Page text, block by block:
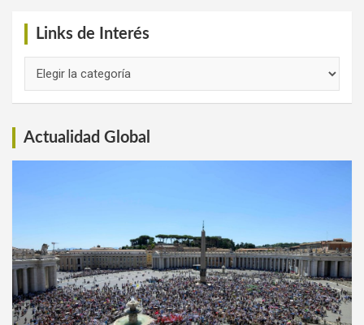
Links de Interés
Actualidad Global